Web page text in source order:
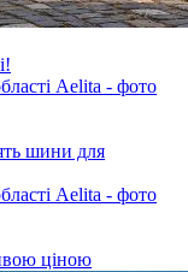
шини для
ціною